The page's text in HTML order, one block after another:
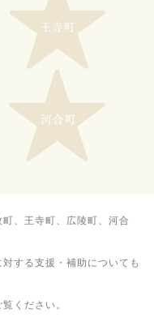
、王寺町、広陵町、河合
する支援・補助についても
ください。